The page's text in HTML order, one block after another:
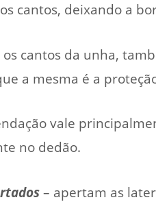
cantos, deixando a
os cantos da unha,
a mesma é a
vale
no dedão.
– apertam as